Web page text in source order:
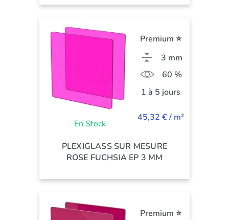
En Stock
Premium ⭐
3 mm
60 %
1 à 5 jours
45,32 € / m²
PLEXIGLASS SUR MESURE
ROSE FUCHSIA EP 3 MM
Premium ⭐